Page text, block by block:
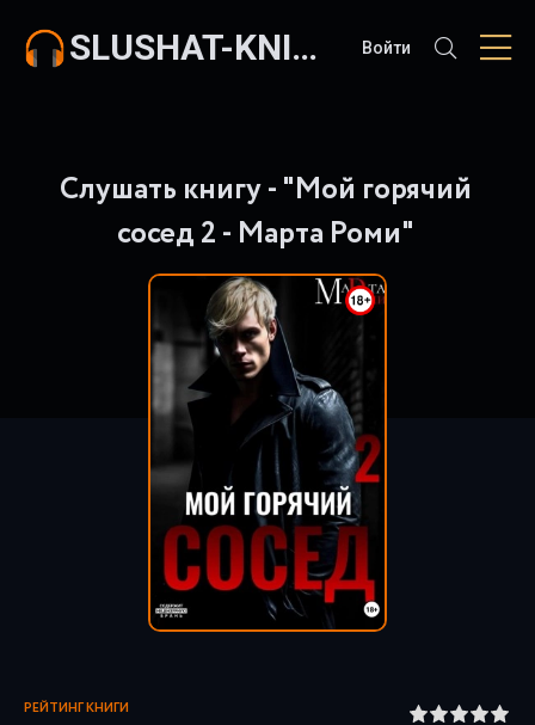
SLUSHAT-KNIGI.COM Войти
Слушать книгу - "Мой горячий
сосед 2 - Марта Роми"
РЕЙТИНГ КНИГИ